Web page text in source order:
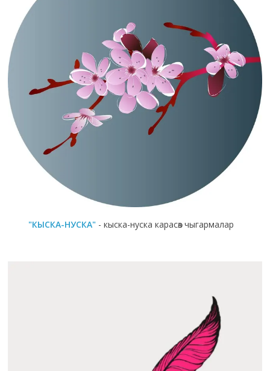
"КЫСКА-НУСКА" - кыска-нуска карасөз чыгармалар